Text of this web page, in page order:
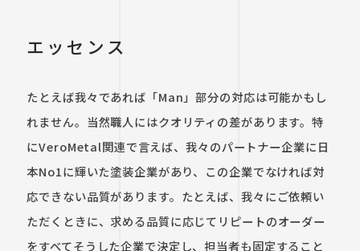
エッセンス
たとえば我々であれば「Man」部分の対応は可能かもし
れません。当然職人にはクオリティの差があります。特
にVeroMetal関連で言えば、我々のパートナー企業に日
本No1に輝いた塗装企業があり、この企業でなければ対
応できない品質があります。たとえば、我々にご依頼い
ただくときに、求める品質に応じてリピートのオーダー
をすべてそうした企業で決定し、担当者も固定すること